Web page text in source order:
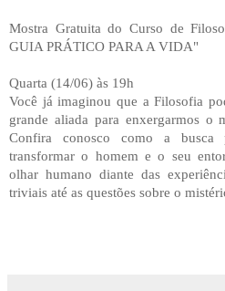
Mostra Gratuita do Curso de
GUIA PRÁTICO PARA A VIDA"
Quarta (14/06) às 19h
Você já imaginou que a Filosofia
grande aliada para enxergarmos o
Confira conosco como a busca
transformar o homem e o seu
olhar humano diante das
triviais até as questões sobre o